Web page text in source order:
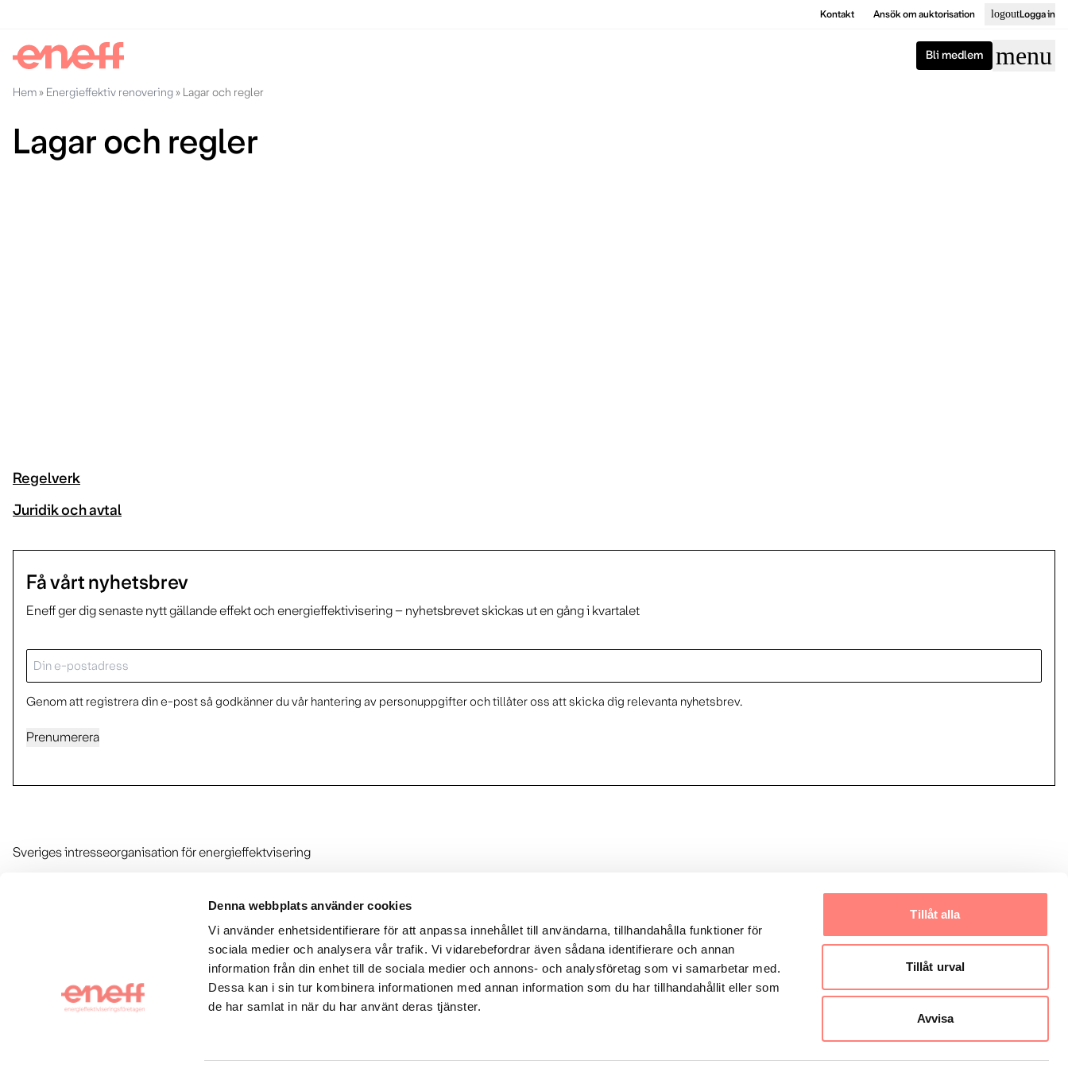
Denna webbplats använder cookies
Vi använder enhetsidentifierare för att anpassa innehållet till användarna, tillhandahålla funktioner för
sociala medier och analysera vår trafik. Vi vidarebefordrar även sådana identifierare och annan
information från din enhet till de sociala medier och annons- och analysföretag som vi samarbetar med.
Dessa kan i sin tur kombinera informationen med annan information som du har tillhandahållit eller som
de har samlat in när du har använt deras tjänster.
Tillåt alla
Tillåt urval
Avvisa
Kontakt Ansök om auktorisation logoutLogga in
Bli medlem menu
Hem» Energieffektiv renovering» Lagar och regler
Lagar och regler
Regelverk
Juridik och avtal
Få vårt nyhetsbrev
Eneff ger dig senaste nytt gällande effekt och energieffektivisering – nyhetsbrevet skickas ut en gång i kvartalet
E-
post
Genom att registrera din e-post så godkänner du vår hantering av personuppgifter och tillåter oss att skicka dig relevanta nyhetsbrev.
Prenumerera
Sveriges intresseorganisation för energieffektvisering
Följ oss